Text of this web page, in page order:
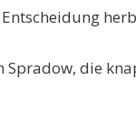
Spradow, die